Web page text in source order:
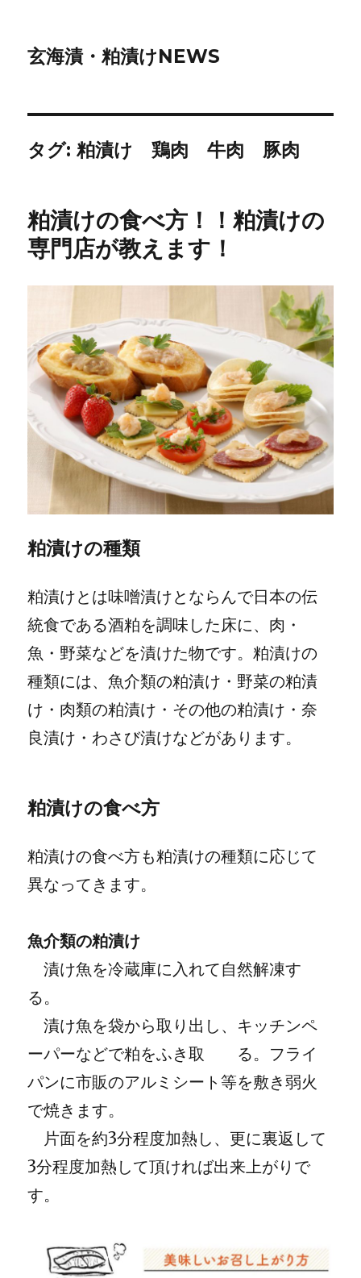
玄海漬・粕漬けNEWS
タグ:粕漬け 鶏肉 牛肉 豚肉
粕漬けの食べ方！！粕漬けの
専門店が教えます！
粕漬けの種類
粕漬けとは味噌漬けとならんで日本の伝
統食である酒粕を調味した床に、肉・
魚・野菜などを漬けた物です。粕漬けの
種類には、魚介類の粕漬け・野菜の粕漬
け・肉類の粕漬け・その他の粕漬け・奈
良漬け・わさび漬けなどがあります。
粕漬けの食べ方
粕漬けの食べ方も粕漬けの種類に応じて
異なってきます。
魚介類の粕漬け
漬け魚を冷蔵庫に入れて自然解凍す
る。
漬け魚を袋から取り出し、キッチンペ
ーパーなどで粕をふき取 る。フライ
パンに市販のアルミシート等を敷き弱火
で焼きます。
片面を約3分程度加熱し、更に裏返して
3分程度加熱して頂ければ出来上がりで
す。